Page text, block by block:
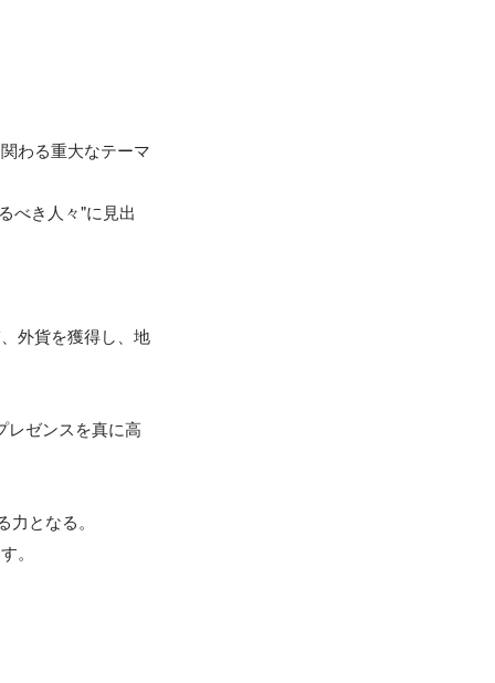
わる重大なテーマ
べき人々"に見出
外貨を獲得し、地
レゼンスを真に高
となる。
。